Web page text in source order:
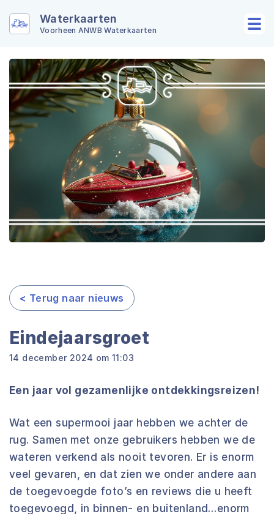
Waterkaarten
Voorheen ANWB Waterkaarten
< Terug naar nieuws
Eindejaarsgroet
14 december 2024 om 11:03
Een jaar vol gezamenlijke ontdekkingsreizen!
Wat een supermooi jaar hebben we achter de
rug. Samen met onze gebruikers hebben we de
wateren verkend als nooit tevoren. Er is enorm
veel gevaren, en dat zien we onder andere aan
de toegevoegde foto’s en reviews die u heeft
toegevoegd, in binnen- en buitenland…enorm